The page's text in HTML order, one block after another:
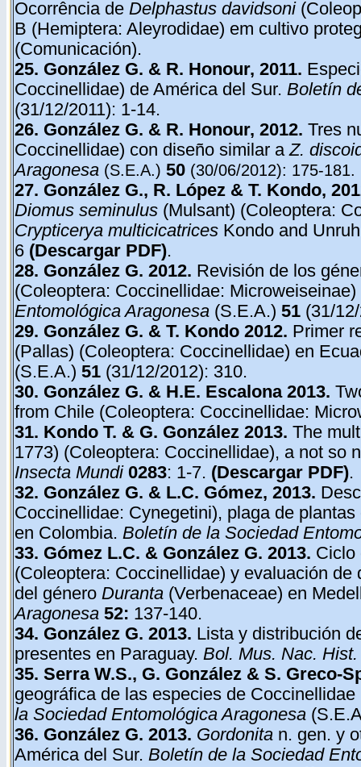
Ocorrência de Delphastus davidsoni
B (Hemiptera: Aleyrodidae) em cultivo
(Comunicación).
25. González G. & R. Honour, 2011.
Coccinellidae) de América del Sur. Boletín
(31/12/2011): 1-14.
26. González G. & R. Honour, 2012. Tres
Coccinellidae) con diseño similar aZ.
Aragonesa (S.E.A.) 50 (30/06/2012): 175-181.
27. González G., R. López & T. Kondo,
Diomus seminulus (Mulsant) (Coleoptera:
Crypticerya multicicatrices Kondo and
6 (Descargar PDF).
28. González G. 2012. Revisión de los
(Coleoptera: Coccinellidae:
Entomológica Aragonesa (S.E.A.) 51 (31/
29. González G. & T. Kondo 2012. Primer
(Pallas) (Coleoptera: Coccinellidae) en
(S.E.A.) 51 (31/12/2012): 310.
30. González G. & H.E. Escalona 2013.
from Chile (Coleoptera: Coccinellidae:
31. Kondo T. & G. González 2013. The
1773) (Coleoptera: Coccinellidae), a not so
Insecta Mundi 0283: 1-7. (Descargar PDF).
32. González G. & L.C. Gómez, 2013.
Coccinellidae: Cynegetini), plaga de
en Colombia. Boletín de la Sociedad
33. Gómez L.C. & González G. 2013.
(Coleoptera: Coccinellidae) y evaluación
del género Duranta (Verbenaceae) en
Aragonesa 52: 137-140.
34. González G. 2013. Lista y distribución
presentes en Paraguay. Bol. Mus. Nac.
35. Serra W.S., G. González & S. Greco-
geográfica de las especies de
la Sociedad Entomológica Aragonesa
36. González G. 2013. Gordonita n. gen. y
América del Sur. Boletín de la Sociedad